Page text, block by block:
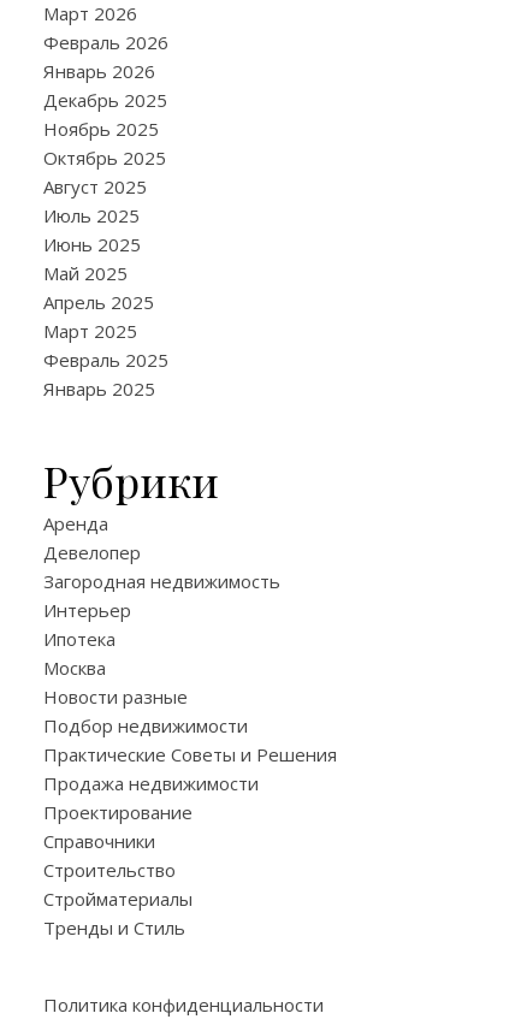
Март 2026
Февраль 2026
Январь 2026
Декабрь 2025
Ноябрь 2025
Октябрь 2025
Август 2025
Июль 2025
Июнь 2025
Май 2025
Апрель 2025
Март 2025
Февраль 2025
Январь 2025
Рубрики
Аренда
Девелопер
Загородная недвижимость
Интерьер
Ипотека
Москва
Новости разные
Подбор недвижимости
Практические Советы и Решения
Продажа недвижимости
Проектирование
Справочники
Строительство
Стройматериалы
Тренды и Стиль
Политика конфиденциальности